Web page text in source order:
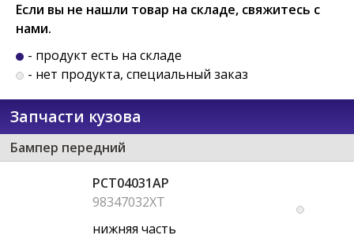
Если вы не нашли товар на складе, свяжитесь с
нами.
- продукт есть на складе
- нет продукта, специальный заказ
Запчасти кузова
Бампер передний
PCT04031AP
98347032XT
нижняя часть